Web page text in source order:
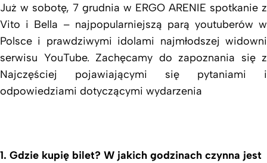
Już w sobotę, 7 grudnia w ERGO ARENIE spotkanie z
Vito i Bella – najpopularniejszą parą youtuberów w
Polsce i prawdziwymi idolami najmłodszej widowni
serwisu YouTube. Zachęcamy do zapoznania się z
Najczęściej pojawiającymi się pytaniami i
odpowiedziami dotyczącymi wydarzenia
1. Gdzie kupię bilet? W jakich godzinach czynna jest